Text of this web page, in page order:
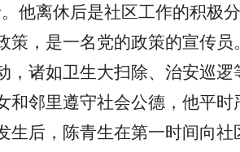
。他离休后是社区工作的积极
策，是一名党的政策的宣传
，诸如卫生大扫除、治安巡
和邻里遵守社会公德，他平
生后，陈青生在第一时间向